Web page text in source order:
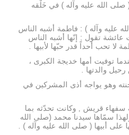
الله عليه وآله ) في خَلْقه
عليه وآله ) : فاطمة أشبه الناس
عائشة تقول : إنّها أشبه الناس
لا تحب أحداً قدر حبّها لأبيها .
توفيت أمها خديجة الكبرى ،
والدتها .
وهو يواجه أذى المشركين في
قريش , وكانت تحدّثه بما
سمّاها سيدنا محمد (صلى الله
على أبيها ( صلى الله عليه وآله ) .